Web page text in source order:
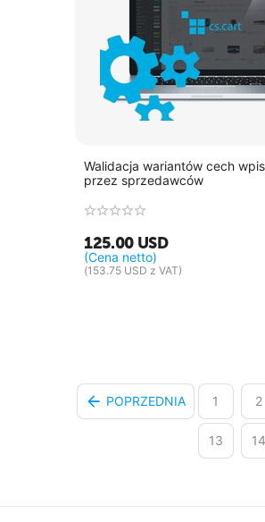
Walidacja wariantów cech
przez sprzedawców
125.00 USD
(Cena netto)
(153.75 USD z VAT)
POPRZEDNIA 1 2
13 14